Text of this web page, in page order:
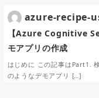
【Azure Cognitive
モアプリの作成
はじめに この記事はPart1.
のようなデモアプリ […]
azure-recipe-